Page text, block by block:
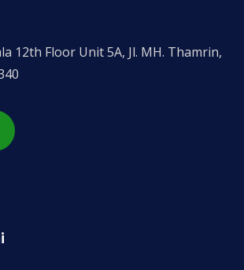
12th Floor Unit 5A, Jl. MH. Thamrin,